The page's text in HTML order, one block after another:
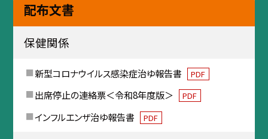
配布文書
保健関係
新型コロナウイルス感染症治ゆ報告書 PDF
出席停止の連絡票＜令和8年度版＞ PDF
インフルエンザ治ゆ報告書 PDF